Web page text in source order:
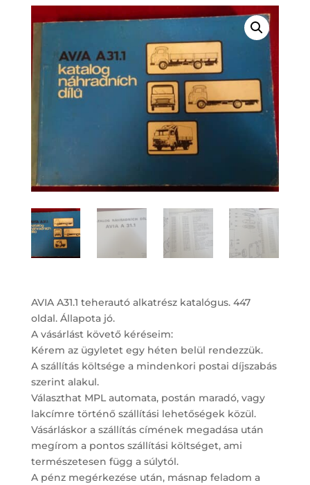
AVIA A31.1 teherautó alkatrész katalógus. 447
oldal. Állapota jó.
A vásárlást követő kéréseim:
Kérem az ügyletet egy héten belül rendezzük.
A szállítás költsége a mindenkori postai díjszabás
szerint alakul.
Választhat MPL automata, postán maradó, vagy
lakcímre történő szállítási lehetőségek közül.
Vásárláskor a szállítás címének megadása után
megírom a pontos szállítási költséget, ami
természetesen függ a súlytól.
A pénz megérkezése után, másnap feladom a